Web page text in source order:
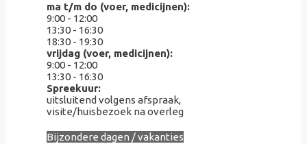
ma t/m do (voer, medicijnen):
9:00 - 12:00
13:30 - 16:30
18:30 - 19:30
vrijdag (voer, medicijnen):
9:00 - 12:00
13:30 - 16:30
Spreekuur:
uitsluitend volgens afspraak,
visite/huisbezoek na overleg
Bijzondere dagen / vakanties